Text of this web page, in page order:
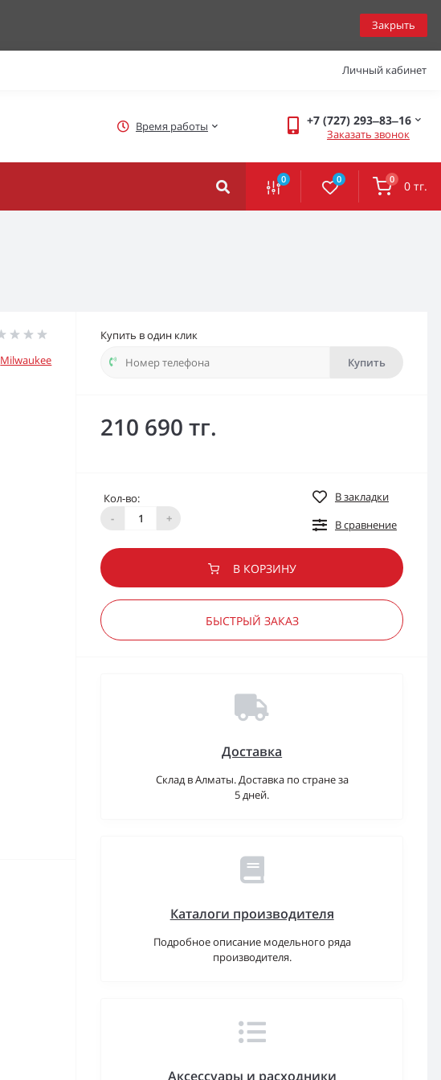
Закрыть
Личный кабинет
Время работы +7 (727) 293‒83‒16
Заказать звонок
0 0 0 0 тг.
Milwaukee
Купить в один клик
Купить
210 690 тг.
Кол-во:
-
+
В закладки
В сравнение
В КОРЗИНУ
БЫСТРЫЙ ЗАКАЗ
Доставка
Склад в Алматы. Доставка по стране за
5 дней.
Каталоги производителя
Подробное описание модельного ряда
производителя.
Аксессуары и расходники